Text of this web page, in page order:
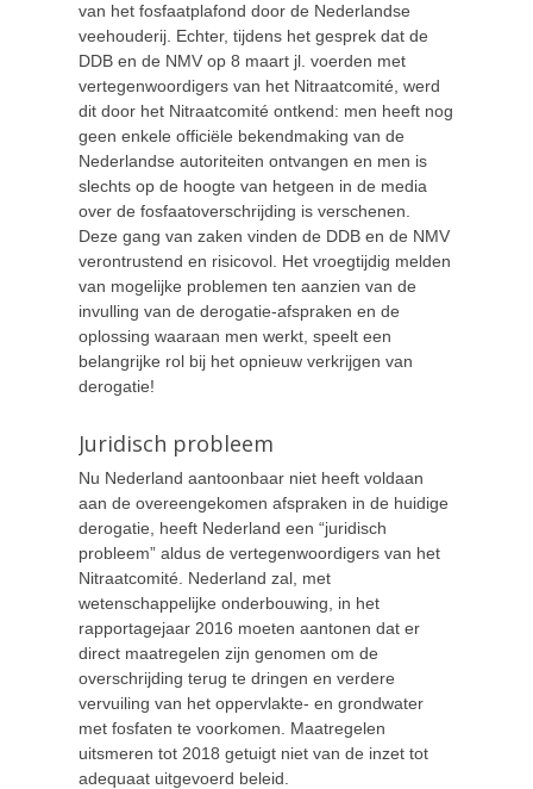
van het fosfaatplafond door de Nederlandse
veehouderij. Echter, tijdens het gesprek dat de
DDB en de NMV op 8 maart jl. voerden met
vertegenwoordigers van het Nitraatcomité, werd
dit door het Nitraatcomité ontkend: men heeft nog
geen enkele officiële bekendmaking van de
Nederlandse autoriteiten ontvangen en men is
slechts op de hoogte van hetgeen in de media
over de fosfaatoverschrijding is verschenen.
Deze gang van zaken vinden de DDB en de NMV
verontrustend en risicovol. Het vroegtijdig melden
van mogelijke problemen ten aanzien van de
invulling van de derogatie-afspraken en de
oplossing waaraan men werkt, speelt een
belangrijke rol bij het opnieuw verkrijgen van
derogatie!
Juridisch probleem
Nu Nederland aantoonbaar niet heeft voldaan
aan de overeengekomen afspraken in de huidige
derogatie, heeft Nederland een “juridisch
probleem” aldus de vertegenwoordigers van het
Nitraatcomité. Nederland zal, met
wetenschappelijke onderbouwing, in het
rapportagejaar 2016 moeten aantonen dat er
direct maatregelen zijn genomen om de
overschrijding terug te dringen en verdere
vervuiling van het oppervlakte- en grondwater
met fosfaten te voorkomen. Maatregelen
uitsmeren tot 2018 getuigt niet van de inzet tot
adequaat uitgevoerd beleid.